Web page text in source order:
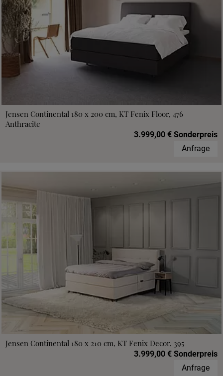
Jensen Continental 180 x 200 cm, KT Fenix Floor, 476
Anthracite
3.999,00 € Sonderpreis
Anfrage
Jensen Continental 180 x 210 cm, KT Fenix Decor, 395
3.999,00 € Sonderpreis
Anfrage